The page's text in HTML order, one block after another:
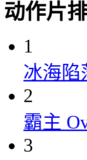
动作片
1
冰海陷
2
霸主
3